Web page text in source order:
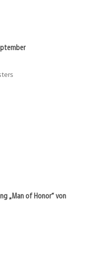
„Man of Honor“ von